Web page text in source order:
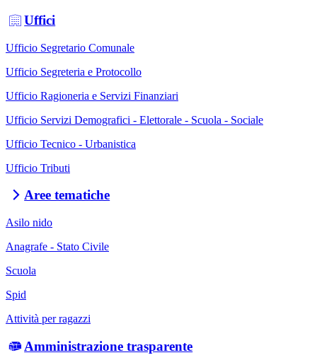
Uffici
Ufficio Segretario Comunale
Ufficio Segreteria e Protocollo
Ufficio Ragioneria e Servizi Finanziari
Ufficio Servizi Demografici - Elettorale - Scuola - Sociale
Ufficio Tecnico - Urbanistica
Ufficio Tributi
Aree tematiche
Asilo nido
Anagrafe - Stato Civile
Scuola
Spid
Attività per ragazzi
Amministrazione trasparente